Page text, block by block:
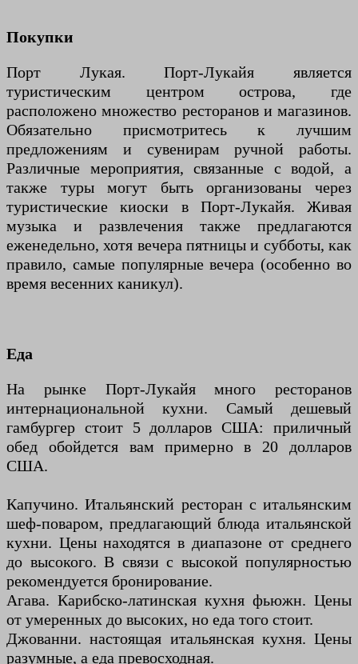
Покупки
Порт Лукая. Порт-Лукайя является
туристическим центром острова, где
расположено множество ресторанов и магазинов.
Обязательно присмотритесь к лучшим
предложениям и сувенирам ручной работы.
Различные мероприятия, связанные с водой, а
также туры могут быть организованы через
туристические киоски в Порт-Лукайя. Живая
музыка и развлечения также предлагаются
еженедельно, хотя вечера пятницы и субботы, как
правило, самые популярные вечера (особенно во
время весенних каникул).
Еда
На рынке Порт-Лукайя много ресторанов
интернациональной кухни. Самый дешевый
гамбургер стоит 5 долларов США: приличный
обед обойдется вам примерно в 20 долларов
США.
Капучино. Итальянский ресторан с итальянским
шеф-поваром, предлагающий блюда итальянской
кухни. Цены находятся в диапазоне от среднего
до высокого. В связи с высокой популярностью
рекомендуется бронирование.
Агава. Карибско-латинская кухня фьюжн. Цены
от умеренных до высоких, но еда того стоит.
Джованни. настоящая итальянская кухня. Цены
разумные, а еда превосходная.